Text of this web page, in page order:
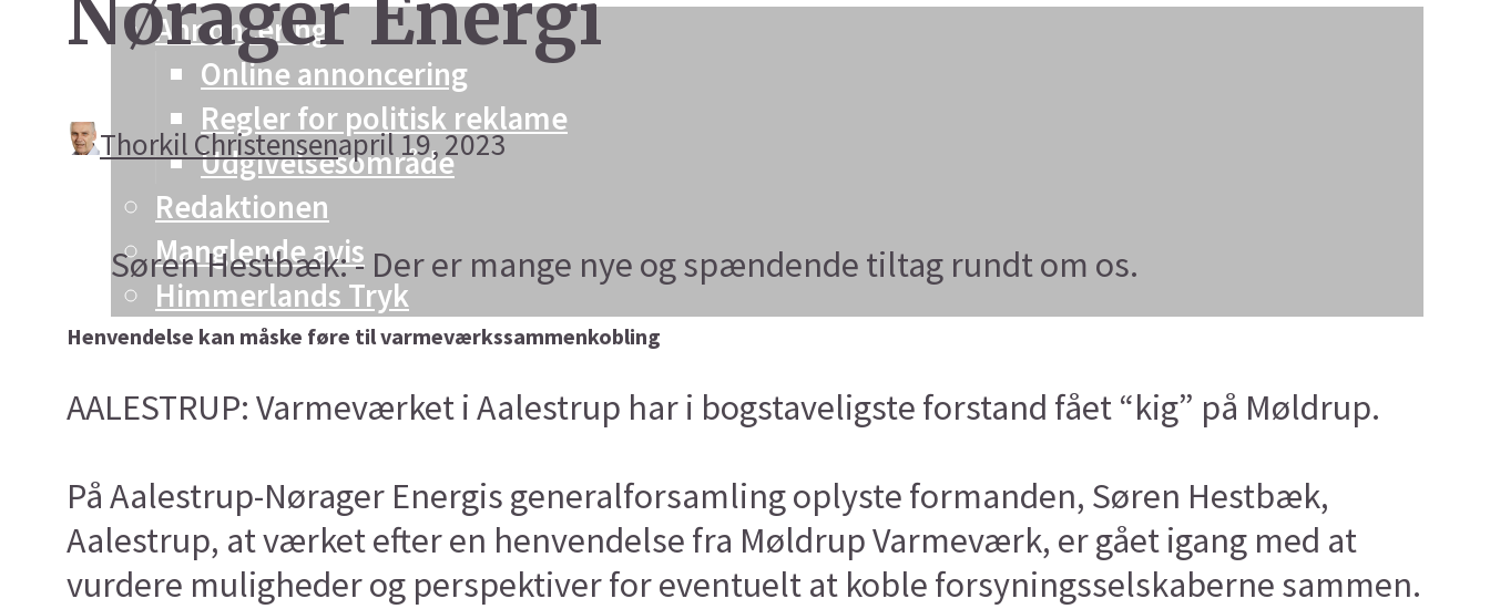
Annoncering
Online annoncering
Regler for politisk reklame
Udgivelsesområde
Redaktionen
Manglende avis
Himmerlands Tryk
Nørager Energi
Thorkil Christensenapril 19, 2023
Søren Hestbæk: - Der er mange nye og spændende tiltag rundt om os.
Henvendelse kan måske føre til varmeværkssammenkobling
AALESTRUP: Varmeværket i Aalestrup har i bogstaveligste forstand fået “kig” på Møldrup.
På Aalestrup-Nørager Energis generalforsamling oplyste formanden, Søren Hestbæk,
Aalestrup, at værket efter en henvendelse fra Møldrup Varmeværk, er gået igang med at
vurdere muligheder og perspektiver for eventuelt at koble forsyningsselskaberne sammen.